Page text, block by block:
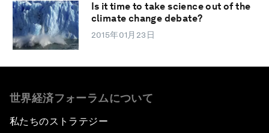
Is it time to take science out of the
climate change debate?
2015年01月23日
世界経済フォーラムについて
私たちのストラテジー